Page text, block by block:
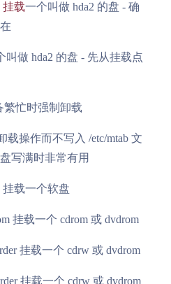
挂载一个叫做 hda2 的盘 - 确
叫做 hda2 的盘 - 先从挂载点
繁忙时强制卸载
载操作而不写入 /etc/mtab 文
写满时非常有用
挂载一个软盘
挂载一个 cdrom 或 dvdrom
挂载一个 cdrw 或 dvdrom
挂载一个 cdrw 或 dvdrom